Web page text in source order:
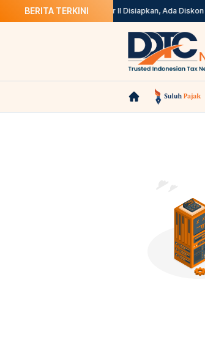
BERITA TERKINI
Agustus Stimulus Semester II Disiapkan, Ada Diskon